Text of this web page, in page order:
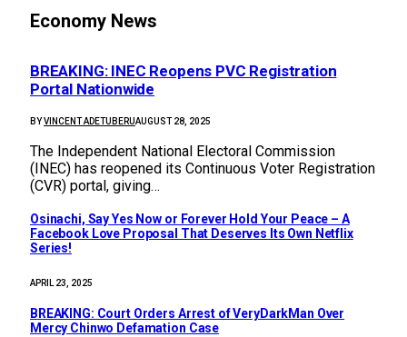
Economy News
BREAKING: INEC Reopens PVC Registration
Portal Nationwide
BYVINCENT ADETUBERUAUGUST 28, 2025
The Independent National Electoral Commission
(INEC) has reopened its Continuous Voter Registration
(CVR) portal, giving…
Osinachi, Say Yes Now or Forever Hold Your Peace – A
Facebook Love Proposal That Deserves Its Own Netflix
Series!
APRIL 23, 2025
BREAKING: Court Orders Arrest of VeryDarkMan Over
Mercy Chinwo Defamation Case